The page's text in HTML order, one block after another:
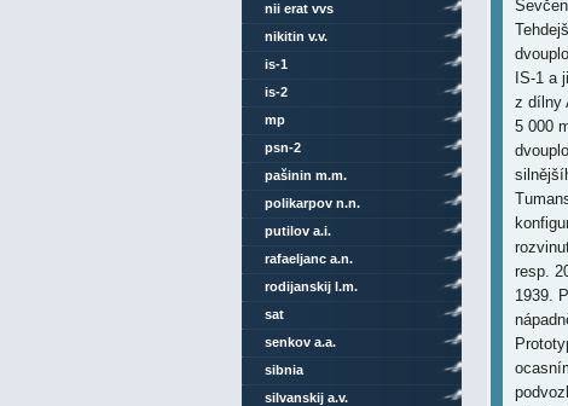
nii erat vvs
nikitin v.v.
is-1
is-2
mp
psn-2
pašinin m.m.
polikarpov n.n.
putilov a.i.
rafaeljanc a.n.
rodijanskij l.m.
sat
senkov a.a.
sibnia
silvanskij a.v.